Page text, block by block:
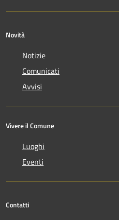
Novità
Notizie
Comunicati
Avvisi
Vivere il Comune
Luoghi
Eventi
Contatti